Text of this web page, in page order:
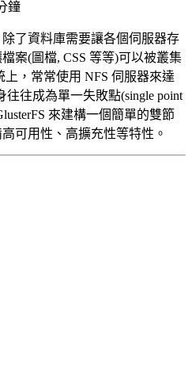
鐘
了資料庫需要讓各個伺服器存
案(圖檔, CSS 等等)可以被叢集
，常常使用 NFS 伺服器來達
往往成為單一失敗點(single point
來建構一個簡單的雙節
可用性、高擴充性等特性。